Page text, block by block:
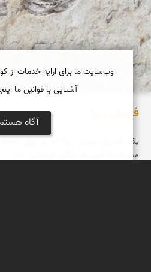
فسیل زیبا
یک فسیل بسیار زیبا که بر روی
مشرف به فین هرمزگان فروردین 98
وب‌سایت ما برای ارایه خدمات از
آشنایی با قوانین ما
آگاه